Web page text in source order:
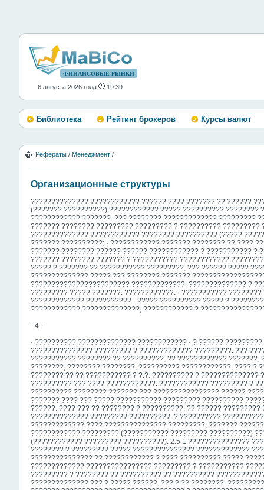
ФИНАНСОВЫЕ РЫНКИ
6 августа 2026 года 19:39
Библиотека Рейтинг брокеров Курсы валют
Рефераты / Менеджмент /
Организационные структуры
?????????????? ???????????? ?????? ???? ??????? ?? ??????
(??????? ??????????) ???????????? ????? ?????????? ????????
???????????? ???????. ??? ???????? ????????????? ?????????
??????? ???????? ????????? ????????? ? ?????????? ?????????
?????????????? ???????????? ???????? ?????????? (?????
??????? ??????????; · ???????????? ??????? ???????? ?? ????
??????? ???????? ?????? ?????? ???????????? ? ??????????? ?
??????? ???????? ??????? ? ??????????? ????????????
????? ? ??????? ?? ??????????? ?????????, ??? ?????? ?????
?????????????? ????? ??? ???????? ???????
???????????????????????? ?????????????. ?????????????? ?
????????? ????? ???????: ????????????: · ???????????
????????????? ??????????? · ????? ?????????? ????? ?
???????????? ??????????????, ???????????? ?
- 4 -
· ?????????? ?????????????? ???????????? · ? ??????
??????????????? ????????? ? ????????????? ?????????. ???
??????????? ???????? ?? ??????????, ?? ???????????? ???????,
????????, ???????? ????????, ?????????? ????????????, ???? ?
???????? ?? ?? ??????????? ? ?.?. ?????????? ? ??????????????
?????????? ??? ???? ????????????. ???????????? ????????? ?
?????????? ???????? ??????? ??? ???????????????? ??????
??????? ???? ??? ????? ??????????? ????????? ??????????
??????. ???? ??? ?? ???????? ? ??????????, ?? ?????? ?????????
?????????????? ????????? ??????????. ? ??????????
????????????? ???? ??????????????? ?????????, ???????
???????????? ????????? (??????????? ????????? ??????????)
(???????????? ????????? ??????????). 2.5.1 ???????????????
???????? ? ????????? ????? ??????????????? ?????????????
??????????????? ?? ???????????? ? ???? ?????????? ?????
????????????? ???????????????? ????????? ? ???????????
????????? ? ???????? ?? ?????????? ?? ??????????
?????????????? ??? ? ????? ??????, ??? ? ?? ????????.